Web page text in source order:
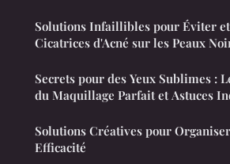
Solutions Infaillibles pour Éviter
Cicatrices d'Acné sur les Peaux
Secrets pour des Yeux Sublimes :
du Maquillage Parfait et Astuces
Solutions Créatives pour
Efficacité